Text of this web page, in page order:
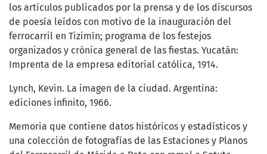
los artículos publicados por la prensa y de los discursos
de poesía leídos con motivo de la inauguración del
ferrocarril en Tizimín; programa de los festejos
organizados y crónica general de las fiestas. Yucatán:
Imprenta de la empresa editorial católica, 1914.
Lynch, Kevin. La imagen de la ciudad. Argentina:
ediciones infinito, 1966.
Memoria que contiene datos históricos y estadísticos y
una colección de fotografías de las Estaciones y Planos